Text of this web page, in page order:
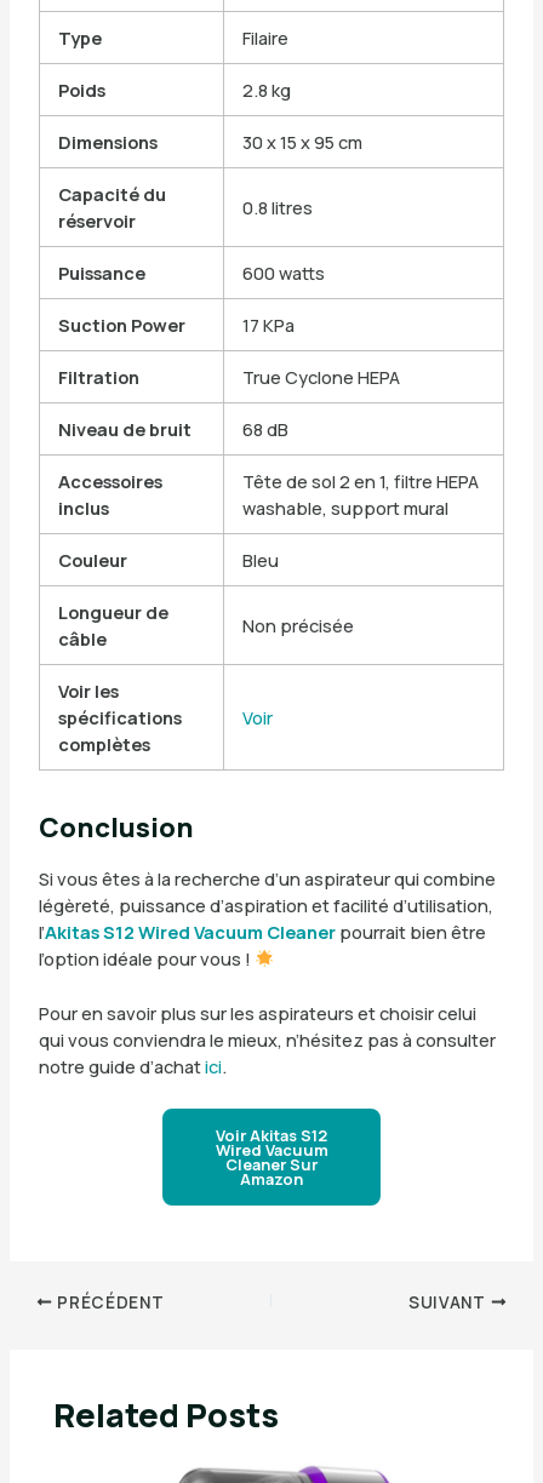
Type Filaire
Poids 2.8 kg
Dimensions 30 x 15 x 95 cm
Capacité du
réservoir
0.8 litres
Puissance 600 watts
Suction Power 17 KPa
Filtration True Cyclone HEPA
Niveau de bruit 68 dB
Accessoires
inclus
Tête de sol 2 en 1, filtre HEPA
washable, support mural
Couleur Bleu
Longueur de
câble
Non précisée
Voir les
spécifications
complètes
Voir
Conclusion
Si vous êtes à la recherche d’un aspirateur qui combine
légèreté, puissance d’aspiration et facilité d’utilisation,
l’Akitas S12 Wired Vacuum Cleanerpourrait bien être
l’option idéale pour vous !
Pour en savoir plus sur les aspirateurs et choisir celui
qui vous conviendra le mieux, n’hésitez pas à consulter
notre guide d’achatici.
Voir Akitas S12
Wired Vacuum
Cleaner Sur
Amazon
PRÉCÉDENT SUIVANT
Related Posts